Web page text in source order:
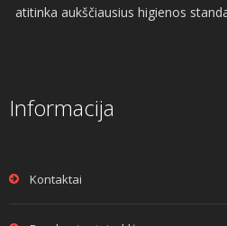
atitinka aukščiausius higienos
Informacija
Kontaktai